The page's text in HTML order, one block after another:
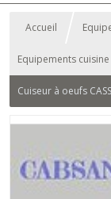
Accueil
Equipements cuisine
Cuiseur à oeufs